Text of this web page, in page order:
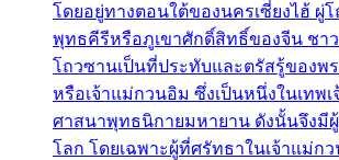
โดยอยู่ทางตอนใต้ของนครเซี่ยงไฮ้ ผู่โ
พุทธคีรีหรือภูเขาศักดิ์สิทธิ์ของจีน ชา
โถวซานเป็นที่ประทับและตรัสรู้ของพ
หรือเจ้าแม่กวนอิม ซึ่งเป็นหนึ่งในเทพ
ศาสนาพุทธนิกายมหายาน ดังนั้นจึงมี
โลก โดยเฉพาะผู้ที่ศรัทธาในเจ้าแม่ก